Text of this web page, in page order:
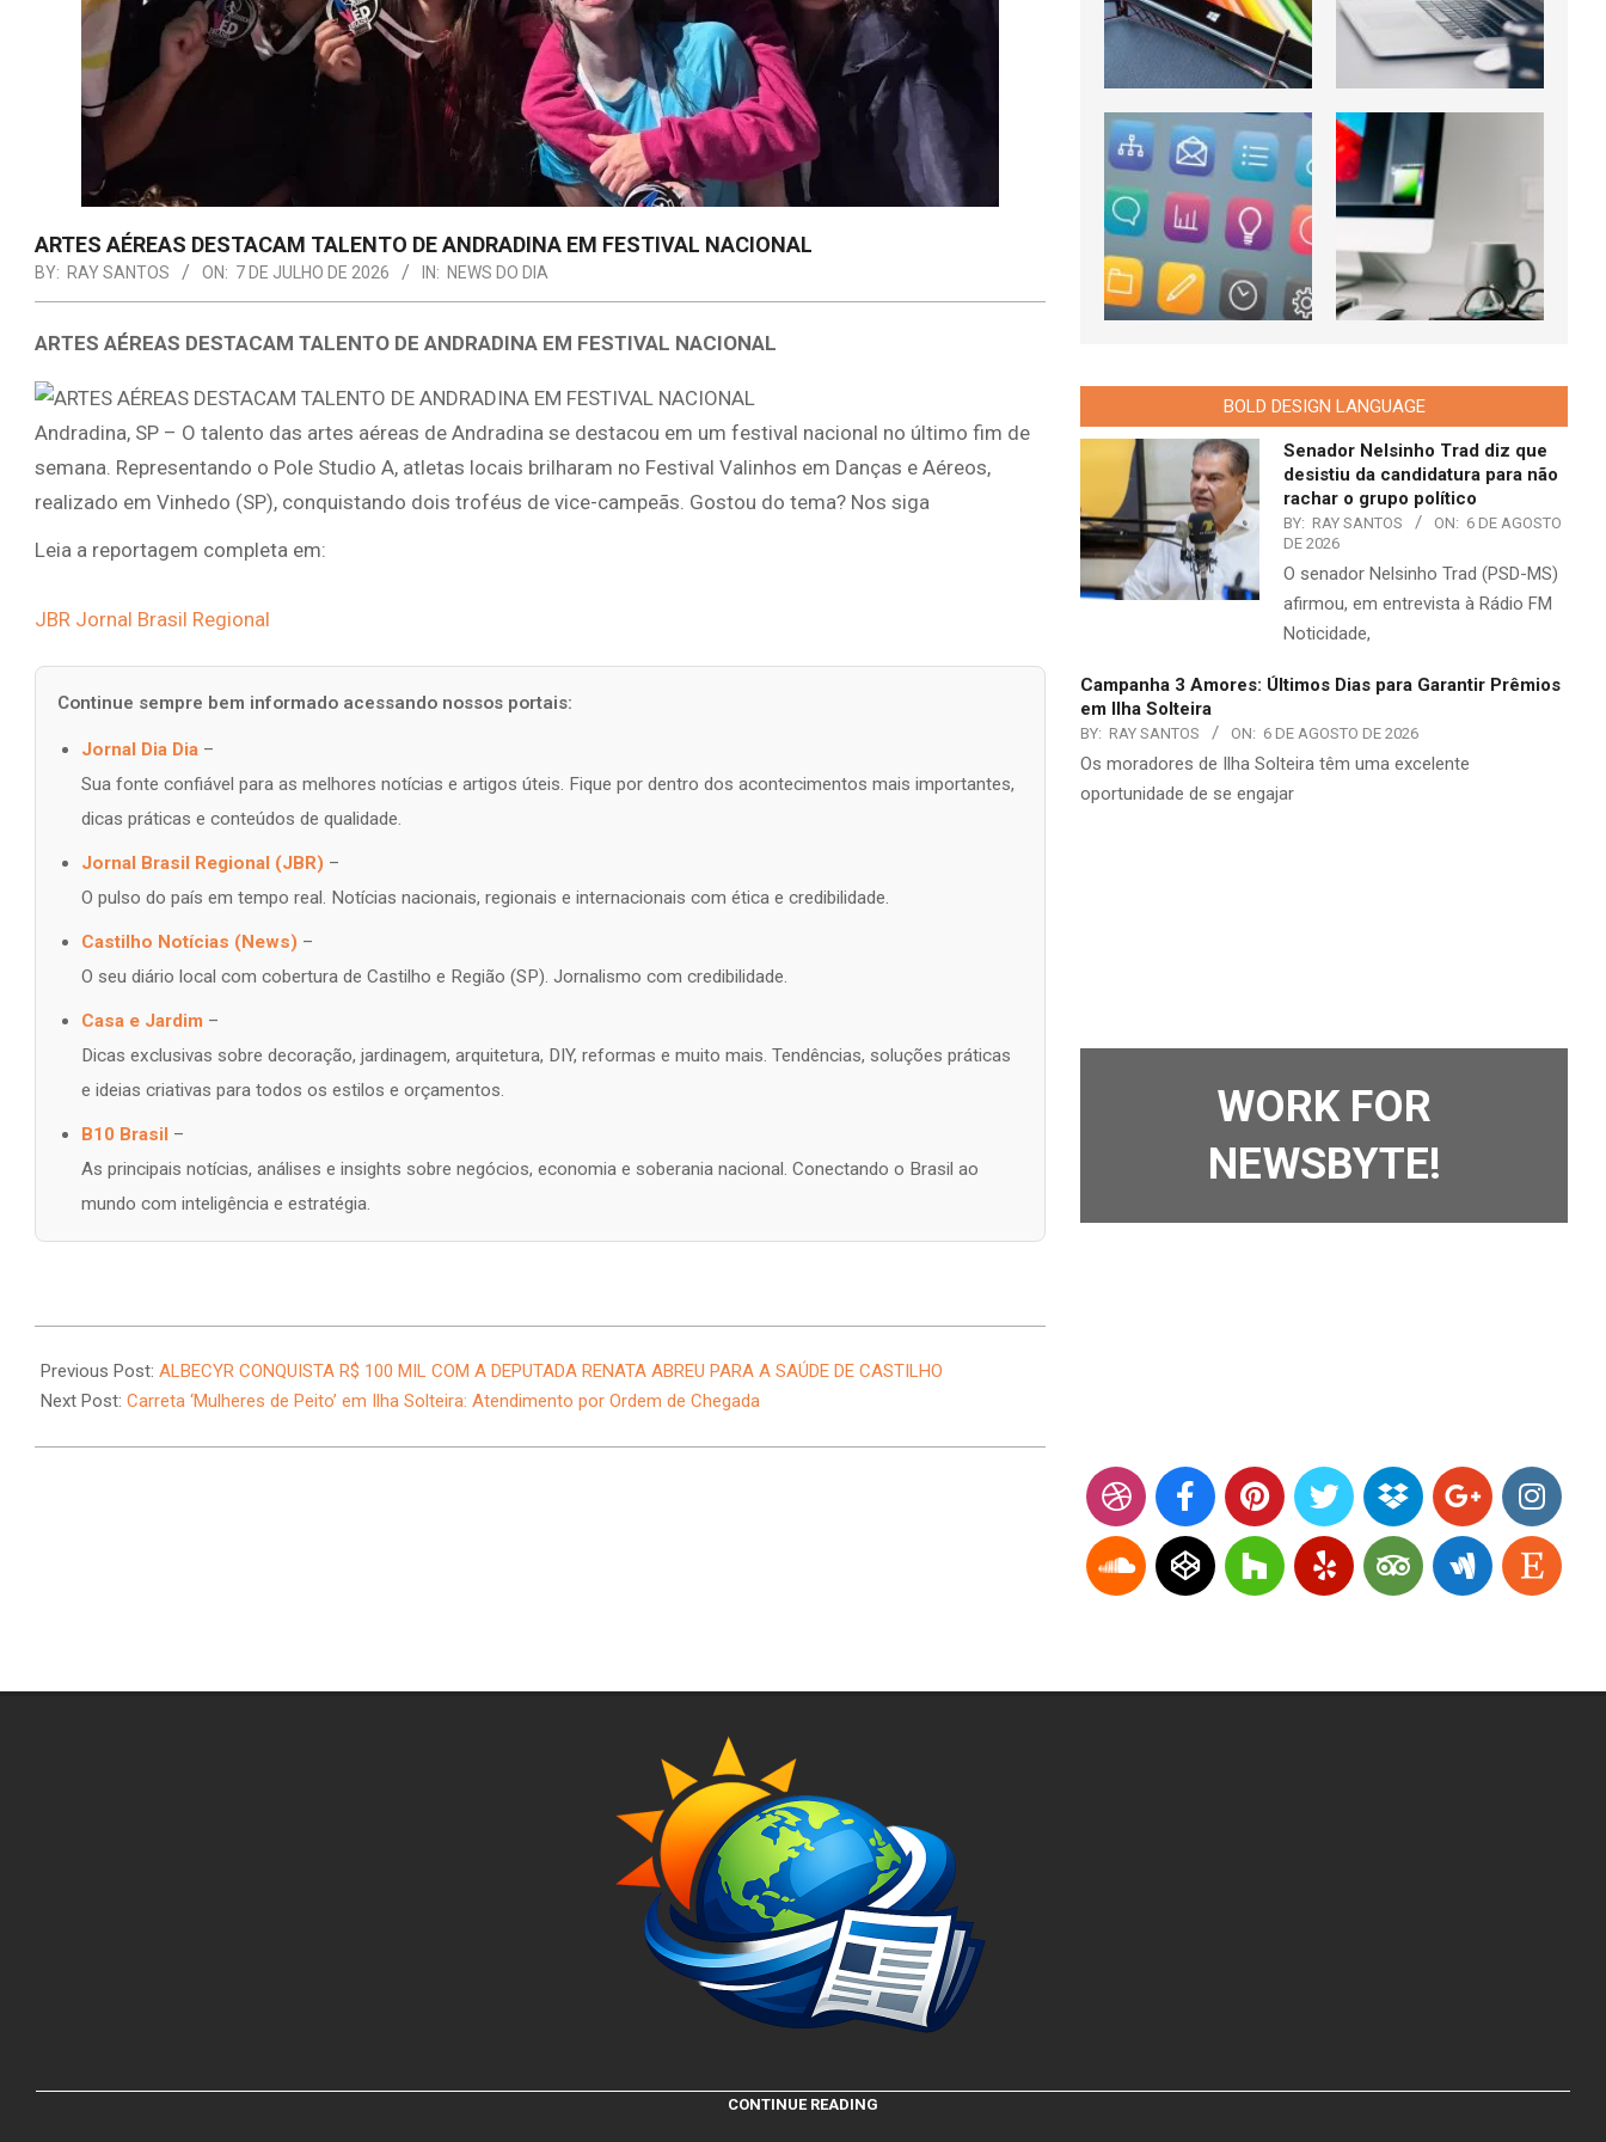
ARTES AÉREAS DESTACAM TALENTO DE ANDRADINA EM FESTIVAL NACIONAL
BY: RAY SANTOS ON: 7 DE JULHO DE 2026 IN: NEWS DO DIA
ARTES AÉREAS DESTACAM TALENTO DE ANDRADINA EM FESTIVAL NACIONAL
Andradina, SP – O talento das artes aéreas de Andradina se destacou em um festival nacional no último fim de
semana. Representando o Pole Studio A, atletas locais brilharam no Festival Valinhos em Danças e Aéreos,
realizado em Vinhedo (SP), conquistando dois troféus de vice-campeãs. Gostou do tema? Nos siga
Leia a reportagem completa em:
JBR Jornal Brasil Regional
Continue sempre bem informado acessando nossos portais:
Jornal Dia Dia –
Sua fonte confiável para as melhores notícias e artigos úteis. Fique por dentro dos acontecimentos mais importantes,
dicas práticas e conteúdos de qualidade.
Jornal Brasil Regional (JBR) –
O pulso do país em tempo real. Notícias nacionais, regionais e internacionais com ética e credibilidade.
Castilho Notícias (News) –
O seu diário local com cobertura de Castilho e Região (SP). Jornalismo com credibilidade.
Casa e Jardim –
Dicas exclusivas sobre decoração, jardinagem, arquitetura, DIY, reformas e muito mais. Tendências, soluções práticas
e ideias criativas para todos os estilos e orçamentos.
B10 Brasil –
As principais notícias, análises e insights sobre negócios, economia e soberania nacional. Conectando o Brasil ao
mundo com inteligência e estratégia.
07-
07
Previous Post: ALBECYR CONQUISTA R$ 100 MIL COM A DEPUTADA RENATA ABREU PARA A SAÚDE DE CASTILHO
Next Post: Carreta ‘Mulheres de Peito’ em Ilha Solteira: Atendimento por Ordem de Chegada
BOLD DESIGN LANGUAGE
Senador Nelsinho Trad diz que
desistiu da candidatura para não
rachar o grupo político
BY: RAY SANTOS ON: 6 DE AGOSTO
DE 2026
O senador Nelsinho Trad (PSD-MS)
afirmou, em entrevista à Rádio FM
Noticidade,
Campanha 3 Amores: Últimos Dias para Garantir Prêmios
em Ilha Solteira
BY: RAY SANTOS ON: 6 DE AGOSTO DE 2026
Os moradores de Ilha Solteira têm uma excelente
oportunidade de se engajar
WORK FOR
NEWSBYTE!
CONTINUE READING